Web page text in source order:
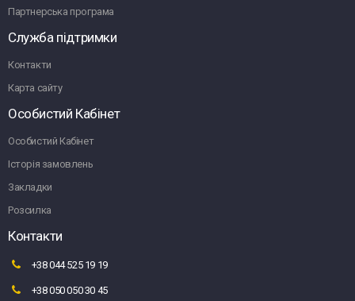
Партнерська програма
Служба підтримки
Контакти
Карта сайту
Особистий Кабінет
Особистий Кабінет
Історія замовлень
Закладки
Розсилка
Контакти
+38 044 525 19 19
+38 050 050 30 45